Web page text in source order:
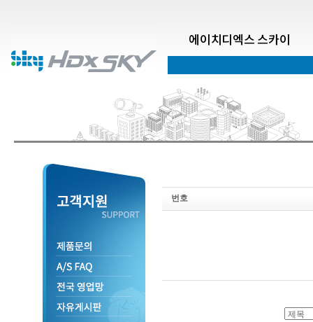
에이치디엑스 스카이
번호